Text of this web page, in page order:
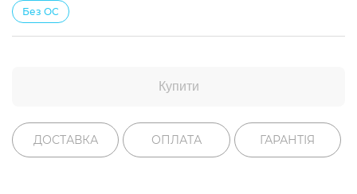
Без ОС
Купити
ДОСТАВКА ОПЛАТА ГАРАНТІЯ